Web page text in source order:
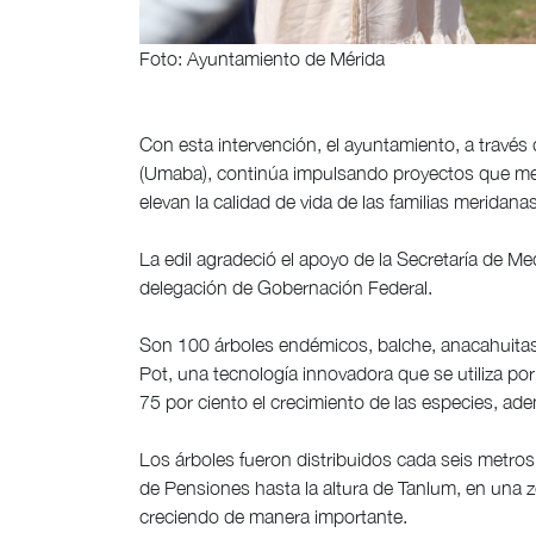
Foto: Ayuntamiento de Mérida
Con esta intervención, el ayuntamiento, a
(Umaba), continúa impulsando proyectos que
elevan la calidad de vida de las familias
La edil agradeció el apoyo de la Secretaría de
delegación de Gobernación Federal.
Son 100 árboles endémicos, balche,
Pot, una tecnología innovadora que se utiliza
75 por ciento el crecimiento de las especies,
Los árboles fueron distribuidos cada seis
de Pensiones hasta la altura de Tanlum, en una
creciendo de manera importante.